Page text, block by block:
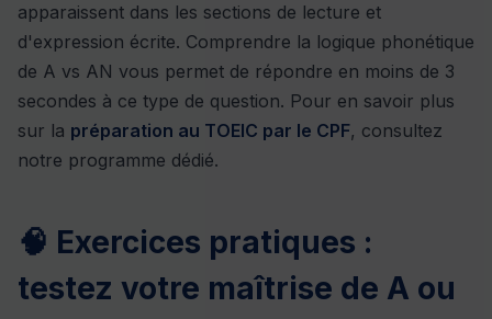
apparaissent dans les sections de lecture et
d'expression écrite. Comprendre la logique phonétique
de A vs AN vous permet de répondre en moins de 3
secondes à ce type de question. Pour en savoir plus
sur la préparation au TOEIC par le CPF, consultez
notre programme dédié.
🧠 Exercices pratiques :
testez votre maîtrise de A ou